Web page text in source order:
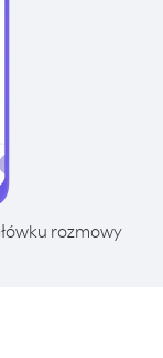
rozmowy